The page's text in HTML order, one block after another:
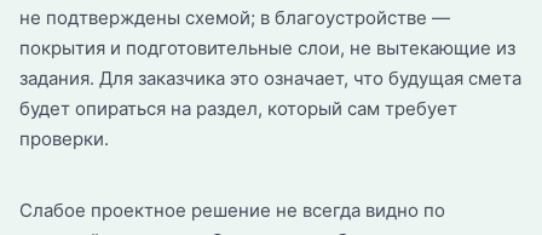
не подтверждены схемой; в благоустройстве —
покрытия и подготовительные слои, не вытекающие из
задания. Для заказчика это означает, что будущая смета
будет опираться на раздел, который сам требует
проверки.
Слабое проектное решение не всегда видно по